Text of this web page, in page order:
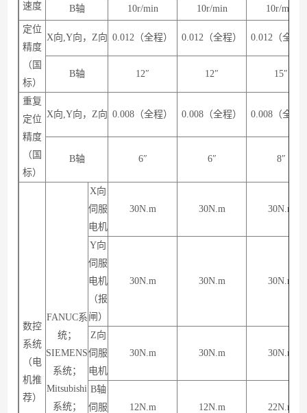
速度
B轴 10r/min 10r/min
10r/min
定位
精度
（国
标）
X向,Y向，Z向 0.012（全程） 0.012（全程） 0.012（全程
B轴 12″ 12″ 15″
重复
定位
精度
（国
标）
X向,Y向，Z向 0.008（全程） 0.008（全程） 0.008（全程
B轴 6″ 6″ 8″
数控
系统
（电
机推
荐）
FANUC系
统；
SIEMENS
系统；
Mitsubishi
系统；
X向
伺服
电机
30N.m 30N.m 30N.m
Y向
伺服
电机
（报
闸）
30N.m 30N.m 30N.m
Z向
伺服
电机
30N.m 30N.m 30N.m
B轴
伺服
12N.m 12N.m 22N.m